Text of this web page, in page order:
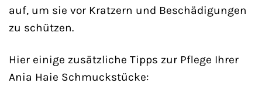
auf, um sie vor Kratzern und Beschädigungen
zu schützen.
Hier einige zusätzliche Tipps zur Pflege Ihrer
Ania Haie Schmuckstücke: